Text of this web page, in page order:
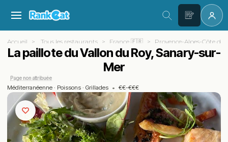
Accueil Tous les restaurants France 🇫🇷 Provence-Alpes-Côte
La paillote du Vallon du Roy, Sanary-sur-
Mer
Page non attribuée
Méditerranéenne · Poissons · Grillades • €€-€€€